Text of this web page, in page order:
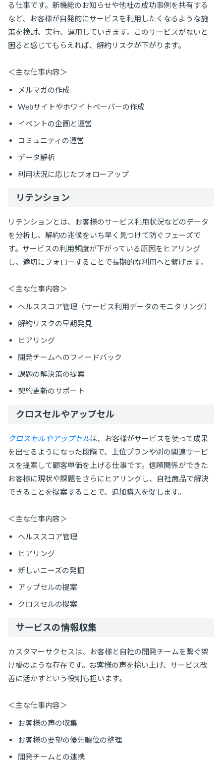
る仕事です。新機能のお知らせや他社の成功事例を共有する
など、お客様が自発的にサービスを利用したくなるような施
策を検討、実行、運用していきます。このサービスがないと
困ると感じてもらえれば、解約リスクが下がります。
＜主な仕事内容＞
メルマガの作成
Webサイトやホワイトペーパーの作成
イベントの企画と運営
コミュニティの運営
データ解析
利用状況に応じたフォローアップ
リテンション
リテンションとは、お客様のサービス利用状況などのデータ
を分析し、解約の兆候をいち早く見つけて防ぐフェーズで
す。サービスの利用頻度が下がっている原因をヒアリング
し、適切にフォローすることで長期的な利用へと繋げます。
＜主な仕事内容＞
ヘルススコア管理（サービス利用データのモニタリング）
解約リスクの早期発見
ヒアリング
開発チームへのフィードバック
課題の解決策の提案
契約更新のサポート
クロスセルやアップセル
クロスセルやアップセルは、お客様がサービスを使って成果
を出せるようになった段階で、上位プランや別の関連サービ
スを提案して顧客単価を上げる仕事です。信頼関係ができた
お客様に現状や課題をさらにヒアリングし、自社商品で解決
できることを提案することで、追加購入を促します。
＜主な仕事内容＞
ヘルススコア管理
ヒアリング
新しいニーズの発掘
アップセルの提案
クロスセルの提案
サービスの情報収集
カスタマーサクセスは、お客様と自社の開発チームを繋ぐ架
け橋のような存在です。お客様の声を拾い上げ、サービス改
善に活かすという役割も担います。
＜主な仕事内容＞
お客様の声の収集
お客様の要望の優先順位の整理
開発チームとの連携